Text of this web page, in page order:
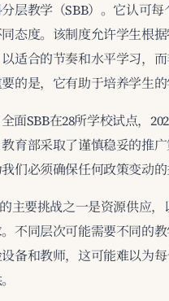
层教学（SBB）。它认可
态度。该制度允许学生根
适合的节奏和水平学习，
的是，它有助于培养学生的
面SBB在28所学校试点，
育部采取了谨慎稳妥的推
们必须确保任何政策变动的
主要挑战之一是资源供应
不同层次可能需要不同的
备和教师，这可能难以为